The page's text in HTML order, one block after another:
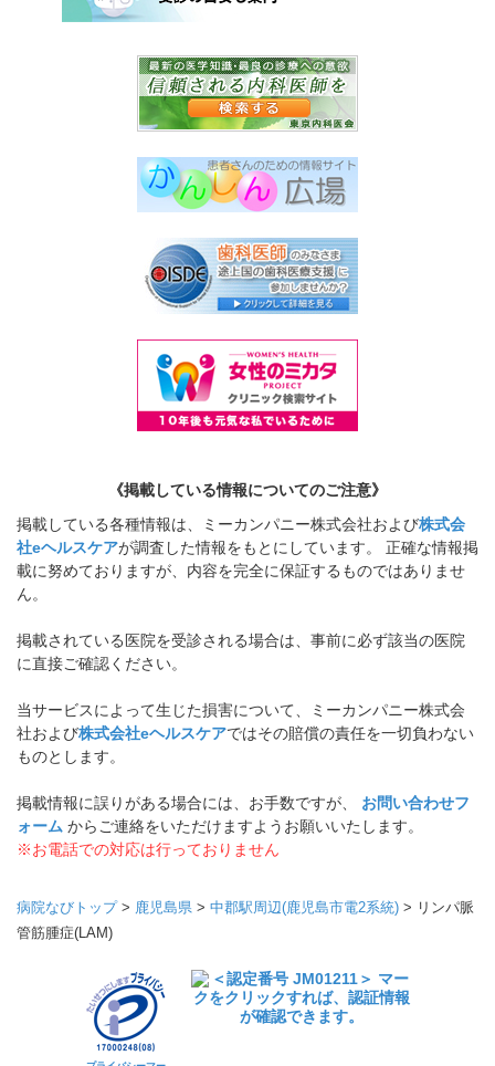
《掲載している情報についてのご注意》
掲載している各種情報は、ミーカンパニー株式会社および株式会
社eヘルスケアが調査した情報をもとにしています。 正確な情報掲
載に努めておりますが、内容を完全に保証するものではありませ
ん。
掲載されている医院を受診される場合は、事前に必ず該当の医院
に直接ご確認ください。
当サービスによって生じた損害について、ミーカンパニー株式会
社および株式会社eヘルスケアではその賠償の責任を一切負わない
ものとします。
掲載情報に誤りがある場合には、お手数ですが、 お問い合わせフ
ォーム からご連絡をいただけますようお願いいたします。
※お電話での対応は行っておりません
病院なびトップ> 鹿児島県 > 中郡駅周辺(鹿児島市電2系統) > リンパ脈
管筋腫症(LAM)